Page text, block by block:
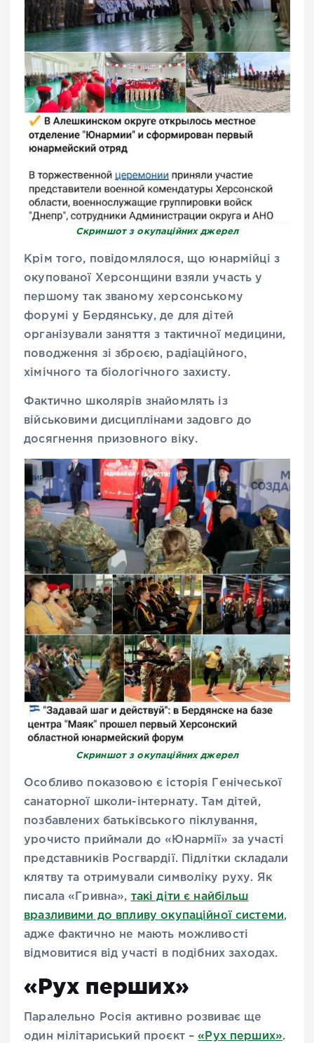
Скриншот з окупаційних джерел
Крім того, повідомлялося, що юнармійці з
окупованої Херсонщини взяли участь у
першому так званому херсонському
форумі у Бердянську, де для дітей
організували заняття з тактичної медицини,
поводження зі зброєю, радіаційного,
хімічного та біологічного захисту.
Фактично школярів знайомлять із
військовими дисциплінами задовго до
досягнення призовного віку.
Скриншот з окупаційних джерел
Особливо показовою є історія Генічеської
санаторної школи-інтернату. Там дітей,
позбавлених батьківського піклування,
урочисто приймали до «Юнармії» за участі
представників Росгвардії. Підлітки складали
клятву та отримували символіку руху. Як
писала «Гривна», такі діти є найбільш
вразливими до впливу окупаційної системи,
адже фактично не мають можливості
відмовитися від участі в подібних заходах.
«Рух перших»
Паралельно Росія активно розвиває ще
один мілітариський проєкт –«Рух перших».